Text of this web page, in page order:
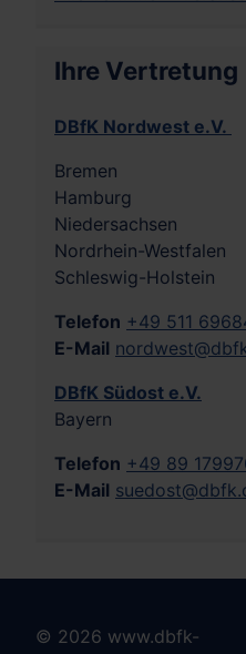
Ihre Vertretung
DBfK Nordwest e.V.
Bremen
Hamburg
Niedersachsen
Nordrhein-Westfalen
Schleswig-Holstein
Telefon +49 511
E-Mail
DBfK Südost e.V.
Bayern
Telefon +49 89
E-Mail
© 2026 www.dbfk-